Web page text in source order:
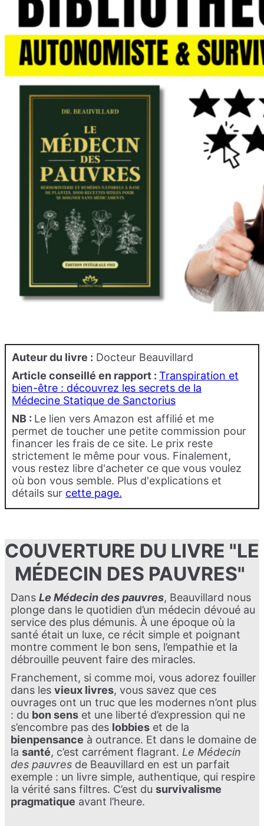
Auteur du livre : Docteur Beauvillard
Article conseillé en rapport : Transpiration et
bien-être : découvrez les secrets de la
Médecine Statique de Sanctorius
NB : Le lien vers Amazon est affilié et me
permet de toucher une petite commission pour
financer les frais de ce site. Le prix reste
strictement le même pour vous. Finalement,
vous restez libre d'acheter ce que vous voulez
où bon vous semble. Plus d'explications et
détails sur cette page.
COUVERTURE DU LIVRE "LE
MÉDECIN DES PAUVRES"
Dans Le Médecin des pauvres, Beauvillard nous
plonge dans le quotidien d’un médecin dévoué au
service des plus démunis. À une époque où la
santé était un luxe, ce récit simple et poignant
montre comment le bon sens, l’empathie et la
débrouille peuvent faire des miracles.
Franchement, si comme moi, vous adorez fouiller
dans les vieux livres, vous savez que ces
ouvrages ont un truc que les modernes n’ont plus
: du bon sens et une liberté d’expression qui ne
s’encombre pas des lobbies et de la
bienpensance à outrance. Et dans le domaine de
la santé, c’est carrément flagrant. Le Médecin
des pauvres de Beauvillard en est un parfait
exemple : un livre simple, authentique, qui respire
la vérité sans filtres. C’est du survivalisme
pragmatique avant l’heure.